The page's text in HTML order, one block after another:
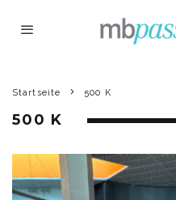
Startseite 500 K
500 K